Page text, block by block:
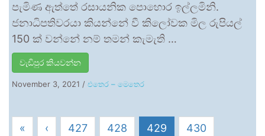
පැමිණ ඇත්තේ රසායනික පොහොර ඉල්ලමිනි.
ජනාධිපතිවරයා කියන්නේ වී කිලෝවක මිල රුපියල්
150 ක් වන්නේ නම් තමන් කැමැති …
වැඩිපුර කියවන්න
November 3, 2021 / එතෙර – මෙතෙර
« ‹ 427 428 429 430